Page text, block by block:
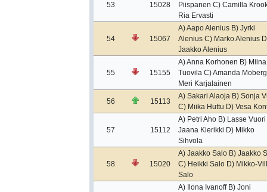
53 15028
Piispanen C) Camilla
Ria Ervasti
54 15067
A) Aapo Alenius B) Jyrki
Alenius C) Marko Alenius
Jaakko Alenius
55 15155
A) Anna Korhonen B) Miina
Tuovila C) Amanda
Meri Karjalainen
56 15113
A) Sakari Alaoja B) Sonja
C) Miika Huttu D) Vesa
57 15112
A) Petri Aho B) Lasse Vuori
Jaana Kierikki D) Mikko
Sihvola
58 15020
A) Jaakko Salo B) Jaakko
C) Heikki Salo D) Mikko-
Salo
A) Ilona Ivanoff B) Joni